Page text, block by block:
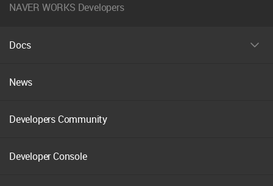
NAVER WORKS Developers
Docs
펼
News
Developers Community
Developer Console